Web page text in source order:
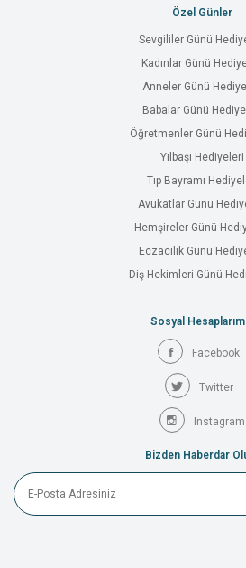
Özel Günler
Sevgililer Günü
Kadınlar Günü
Anneler Günü
Babalar Günü
Öğretmenler Günü
Yılbaşı Hediyeleri
Tıp Bayramı
Avukatlar Günü
Hemşireler Günü
Eczacılık Günü
Diş Hekimleri Günü
Sosyal
Facebook
Twitter
Instagram
Bizden Haberdar